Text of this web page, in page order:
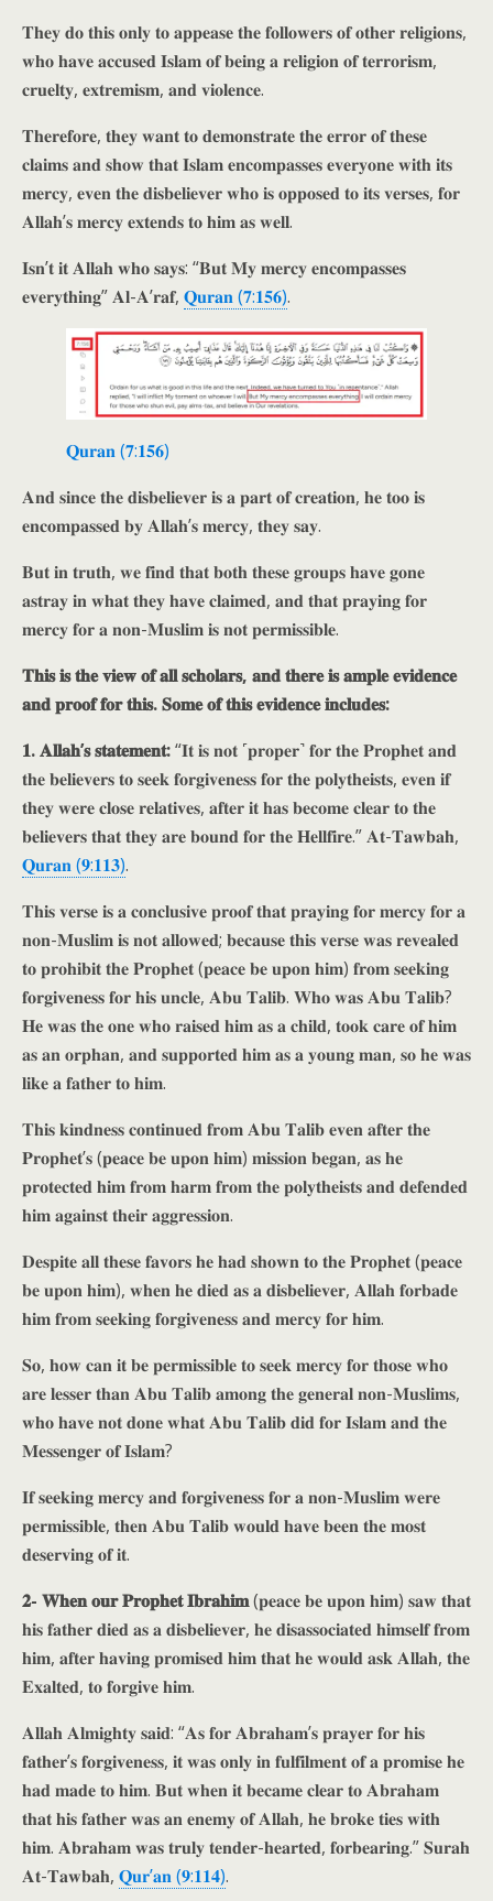
𝐓𝐡𝐞𝐲 𝐝𝐨 𝐭𝐡𝐢𝐬 𝐨𝐧𝐥𝐲 𝐭𝐨 𝐚𝐩𝐩𝐞𝐚𝐬𝐞 𝐭𝐡𝐞 𝐟𝐨𝐥𝐥𝐨𝐰𝐞𝐫𝐬 𝐨𝐟 𝐨𝐭𝐡𝐞𝐫 𝐫𝐞𝐥𝐢𝐠𝐢𝐨𝐧𝐬,
𝐰𝐡𝐨 𝐡𝐚𝐯𝐞 𝐚𝐜𝐜𝐮𝐬𝐞𝐝 𝐈𝐬𝐥𝐚𝐦 𝐨𝐟 𝐛𝐞𝐢𝐧𝐠 𝐚 𝐫𝐞𝐥𝐢𝐠𝐢𝐨𝐧 𝐨𝐟 𝐭𝐞𝐫𝐫𝐨𝐫𝐢𝐬𝐦,
𝐜𝐫𝐮𝐞𝐥𝐭𝐲, 𝐞𝐱𝐭𝐫𝐞𝐦𝐢𝐬𝐦, 𝐚𝐧𝐝 𝐯𝐢𝐨𝐥𝐞𝐧𝐜𝐞.
𝐓𝐡𝐞𝐫𝐞𝐟𝐨𝐫𝐞, 𝐭𝐡𝐞𝐲 𝐰𝐚𝐧𝐭 𝐭𝐨 𝐝𝐞𝐦𝐨𝐧𝐬𝐭𝐫𝐚𝐭𝐞 𝐭𝐡𝐞 𝐞𝐫𝐫𝐨𝐫 𝐨𝐟 𝐭𝐡𝐞𝐬𝐞
𝐜𝐥𝐚𝐢𝐦𝐬 𝐚𝐧𝐝 𝐬𝐡𝐨𝐰 𝐭𝐡𝐚𝐭 𝐈𝐬𝐥𝐚𝐦 𝐞𝐧𝐜𝐨𝐦𝐩𝐚𝐬𝐬𝐞𝐬 𝐞𝐯𝐞𝐫𝐲𝐨𝐧𝐞 𝐰𝐢𝐭𝐡 𝐢𝐭𝐬
𝐦𝐞𝐫𝐜𝐲, 𝐞𝐯𝐞𝐧 𝐭𝐡𝐞 𝐝𝐢𝐬𝐛𝐞𝐥𝐢𝐞𝐯𝐞𝐫 𝐰𝐡𝐨 𝐢𝐬 𝐨𝐩𝐩𝐨𝐬𝐞𝐝 𝐭𝐨 𝐢𝐭𝐬 𝐯𝐞𝐫𝐬𝐞𝐬, 𝐟𝐨𝐫
𝐀𝐥𝐥𝐚𝐡’𝐬 𝐦𝐞𝐫𝐜𝐲 𝐞𝐱𝐭𝐞𝐧𝐝𝐬 𝐭𝐨 𝐡𝐢𝐦 𝐚𝐬 𝐰𝐞𝐥𝐥.
𝐈𝐬𝐧’𝐭 𝐢𝐭 𝐀𝐥𝐥𝐚𝐡 𝐰𝐡𝐨 𝐬𝐚𝐲𝐬: “𝐁𝐮𝐭 𝐌𝐲 𝐦𝐞𝐫𝐜𝐲 𝐞𝐧𝐜𝐨𝐦𝐩𝐚𝐬𝐬𝐞𝐬
𝐞𝐯𝐞𝐫𝐲𝐭𝐡𝐢𝐧𝐠” 𝐀𝐥-𝐀’𝐫𝐚𝐟, 𝐐𝐮𝐫𝐚𝐧 (𝟕:𝟏𝟓𝟔).
𝐐𝐮𝐫𝐚𝐧 (𝟕:𝟏𝟓𝟔)
𝐀𝐧𝐝 𝐬𝐢𝐧𝐜𝐞 𝐭𝐡𝐞 𝐝𝐢𝐬𝐛𝐞𝐥𝐢𝐞𝐯𝐞𝐫 𝐢𝐬 𝐚 𝐩𝐚𝐫𝐭 𝐨𝐟 𝐜𝐫𝐞𝐚𝐭𝐢𝐨𝐧, 𝐡𝐞 𝐭𝐨𝐨 𝐢𝐬
𝐞𝐧𝐜𝐨𝐦𝐩𝐚𝐬𝐬𝐞𝐝 𝐛𝐲 𝐀𝐥𝐥𝐚𝐡’𝐬 𝐦𝐞𝐫𝐜𝐲, 𝐭𝐡𝐞𝐲 𝐬𝐚𝐲.
𝐁𝐮𝐭 𝐢𝐧 𝐭𝐫𝐮𝐭𝐡, 𝐰𝐞 𝐟𝐢𝐧𝐝 𝐭𝐡𝐚𝐭 𝐛𝐨𝐭𝐡 𝐭𝐡𝐞𝐬𝐞 𝐠𝐫𝐨𝐮𝐩𝐬 𝐡𝐚𝐯𝐞 𝐠𝐨𝐧𝐞
𝐚𝐬𝐭𝐫𝐚𝐲 𝐢𝐧 𝐰𝐡𝐚𝐭 𝐭𝐡𝐞𝐲 𝐡𝐚𝐯𝐞 𝐜𝐥𝐚𝐢𝐦𝐞𝐝, 𝐚𝐧𝐝 𝐭𝐡𝐚𝐭 𝐩𝐫𝐚𝐲𝐢𝐧𝐠 𝐟𝐨𝐫
𝐦𝐞𝐫𝐜𝐲 𝐟𝐨𝐫 𝐚 𝐧𝐨𝐧-𝐌𝐮𝐬𝐥𝐢𝐦 𝐢𝐬 𝐧𝐨𝐭 𝐩𝐞𝐫𝐦𝐢𝐬𝐬𝐢𝐛𝐥𝐞.
𝐓𝐡𝐢𝐬 𝐢𝐬 𝐭𝐡𝐞 𝐯𝐢𝐞𝐰 𝐨𝐟 𝐚𝐥𝐥 𝐬𝐜𝐡𝐨𝐥𝐚𝐫𝐬, 𝐚𝐧𝐝 𝐭𝐡𝐞𝐫𝐞 𝐢𝐬 𝐚𝐦𝐩𝐥𝐞 𝐞𝐯𝐢𝐝𝐞𝐧𝐜𝐞
𝐚𝐧𝐝 𝐩𝐫𝐨𝐨𝐟 𝐟𝐨𝐫 𝐭𝐡𝐢𝐬. 𝐒𝐨𝐦𝐞 𝐨𝐟 𝐭𝐡𝐢𝐬 𝐞𝐯𝐢𝐝𝐞𝐧𝐜𝐞 𝐢𝐧𝐜𝐥𝐮𝐝𝐞𝐬:
𝟏. 𝐀𝐥𝐥𝐚𝐡’𝐬 𝐬𝐭𝐚𝐭𝐞𝐦𝐞𝐧𝐭:“𝐈𝐭 𝐢𝐬 𝐧𝐨𝐭 ˹𝐩𝐫𝐨𝐩𝐞𝐫˺ 𝐟𝐨𝐫 𝐭𝐡𝐞 𝐏𝐫𝐨𝐩𝐡𝐞𝐭 𝐚𝐧𝐝
𝐭𝐡𝐞 𝐛𝐞𝐥𝐢𝐞𝐯𝐞𝐫𝐬 𝐭𝐨 𝐬𝐞𝐞𝐤 𝐟𝐨𝐫𝐠𝐢𝐯𝐞𝐧𝐞𝐬𝐬 𝐟𝐨𝐫 𝐭𝐡𝐞 𝐩𝐨𝐥𝐲𝐭𝐡𝐞𝐢𝐬𝐭𝐬, 𝐞𝐯𝐞𝐧 𝐢𝐟
𝐭𝐡𝐞𝐲 𝐰𝐞𝐫𝐞 𝐜𝐥𝐨𝐬𝐞 𝐫𝐞𝐥𝐚𝐭𝐢𝐯𝐞𝐬, 𝐚𝐟𝐭𝐞𝐫 𝐢𝐭 𝐡𝐚𝐬 𝐛𝐞𝐜𝐨𝐦𝐞 𝐜𝐥𝐞𝐚𝐫 𝐭𝐨 𝐭𝐡𝐞
𝐛𝐞𝐥𝐢𝐞𝐯𝐞𝐫𝐬 𝐭𝐡𝐚𝐭 𝐭𝐡𝐞𝐲 𝐚𝐫𝐞 𝐛𝐨𝐮𝐧𝐝 𝐟𝐨𝐫 𝐭𝐡𝐞 𝐇𝐞𝐥𝐥𝐟𝐢𝐫𝐞.” 𝐀𝐭-𝐓𝐚𝐰𝐛𝐚𝐡,
𝐐𝐮𝐫𝐚𝐧 (𝟗:𝟏𝟏𝟑).
𝐓𝐡𝐢𝐬 𝐯𝐞𝐫𝐬𝐞 𝐢𝐬 𝐚 𝐜𝐨𝐧𝐜𝐥𝐮𝐬𝐢𝐯𝐞 𝐩𝐫𝐨𝐨𝐟 𝐭𝐡𝐚𝐭 𝐩𝐫𝐚𝐲𝐢𝐧𝐠 𝐟𝐨𝐫 𝐦𝐞𝐫𝐜𝐲 𝐟𝐨𝐫 𝐚
𝐧𝐨𝐧-𝐌𝐮𝐬𝐥𝐢𝐦 𝐢𝐬 𝐧𝐨𝐭 𝐚𝐥𝐥𝐨𝐰𝐞𝐝; 𝐛𝐞𝐜𝐚𝐮𝐬𝐞 𝐭𝐡𝐢𝐬 𝐯𝐞𝐫𝐬𝐞 𝐰𝐚𝐬 𝐫𝐞𝐯𝐞𝐚𝐥𝐞𝐝
𝐭𝐨 𝐩𝐫𝐨𝐡𝐢𝐛𝐢𝐭 𝐭𝐡𝐞 𝐏𝐫𝐨𝐩𝐡𝐞𝐭 (𝐩𝐞𝐚𝐜𝐞 𝐛𝐞 𝐮𝐩𝐨𝐧 𝐡𝐢𝐦) 𝐟𝐫𝐨𝐦 𝐬𝐞𝐞𝐤𝐢𝐧𝐠
𝐟𝐨𝐫𝐠𝐢𝐯𝐞𝐧𝐞𝐬𝐬 𝐟𝐨𝐫 𝐡𝐢𝐬 𝐮𝐧𝐜𝐥𝐞, 𝐀𝐛𝐮 𝐓𝐚𝐥𝐢𝐛. 𝐖𝐡𝐨 𝐰𝐚𝐬 𝐀𝐛𝐮 𝐓𝐚𝐥𝐢𝐛?
𝐇𝐞 𝐰𝐚𝐬 𝐭𝐡𝐞 𝐨𝐧𝐞 𝐰𝐡𝐨 𝐫𝐚𝐢𝐬𝐞𝐝 𝐡𝐢𝐦 𝐚𝐬 𝐚 𝐜𝐡𝐢𝐥𝐝, 𝐭𝐨𝐨𝐤 𝐜𝐚𝐫𝐞 𝐨𝐟 𝐡𝐢𝐦
𝐚𝐬 𝐚𝐧 𝐨𝐫𝐩𝐡𝐚𝐧, 𝐚𝐧𝐝 𝐬𝐮𝐩𝐩𝐨𝐫𝐭𝐞𝐝 𝐡𝐢𝐦 𝐚𝐬 𝐚 𝐲𝐨𝐮𝐧𝐠 𝐦𝐚𝐧, 𝐬𝐨 𝐡𝐞 𝐰𝐚𝐬
𝐥𝐢𝐤𝐞 𝐚 𝐟𝐚𝐭𝐡𝐞𝐫 𝐭𝐨 𝐡𝐢𝐦.
𝐓𝐡𝐢𝐬 𝐤𝐢𝐧𝐝𝐧𝐞𝐬𝐬 𝐜𝐨𝐧𝐭𝐢𝐧𝐮𝐞𝐝 𝐟𝐫𝐨𝐦 𝐀𝐛𝐮 𝐓𝐚𝐥𝐢𝐛 𝐞𝐯𝐞𝐧 𝐚𝐟𝐭𝐞𝐫 𝐭𝐡𝐞
𝐏𝐫𝐨𝐩𝐡𝐞𝐭’𝐬 (𝐩𝐞𝐚𝐜𝐞 𝐛𝐞 𝐮𝐩𝐨𝐧 𝐡𝐢𝐦) 𝐦𝐢𝐬𝐬𝐢𝐨𝐧 𝐛𝐞𝐠𝐚𝐧, 𝐚𝐬 𝐡𝐞
𝐩𝐫𝐨𝐭𝐞𝐜𝐭𝐞𝐝 𝐡𝐢𝐦 𝐟𝐫𝐨𝐦 𝐡𝐚𝐫𝐦 𝐟𝐫𝐨𝐦 𝐭𝐡𝐞 𝐩𝐨𝐥𝐲𝐭𝐡𝐞𝐢𝐬𝐭𝐬 𝐚𝐧𝐝 𝐝𝐞𝐟𝐞𝐧𝐝𝐞𝐝
𝐡𝐢𝐦 𝐚𝐠𝐚𝐢𝐧𝐬𝐭 𝐭𝐡𝐞𝐢𝐫 𝐚𝐠𝐠𝐫𝐞𝐬𝐬𝐢𝐨𝐧.
𝐃𝐞𝐬𝐩𝐢𝐭𝐞 𝐚𝐥𝐥 𝐭𝐡𝐞𝐬𝐞 𝐟𝐚𝐯𝐨𝐫𝐬 𝐡𝐞 𝐡𝐚𝐝 𝐬𝐡𝐨𝐰𝐧 𝐭𝐨 𝐭𝐡𝐞 𝐏𝐫𝐨𝐩𝐡𝐞𝐭 (𝐩𝐞𝐚𝐜𝐞
𝐛𝐞 𝐮𝐩𝐨𝐧 𝐡𝐢𝐦), 𝐰𝐡𝐞𝐧 𝐡𝐞 𝐝𝐢𝐞𝐝 𝐚𝐬 𝐚 𝐝𝐢𝐬𝐛𝐞𝐥𝐢𝐞𝐯𝐞𝐫, 𝐀𝐥𝐥𝐚𝐡 𝐟𝐨𝐫𝐛𝐚𝐝𝐞
𝐡𝐢𝐦 𝐟𝐫𝐨𝐦 𝐬𝐞𝐞𝐤𝐢𝐧𝐠 𝐟𝐨𝐫𝐠𝐢𝐯𝐞𝐧𝐞𝐬𝐬 𝐚𝐧𝐝 𝐦𝐞𝐫𝐜𝐲 𝐟𝐨𝐫 𝐡𝐢𝐦.
𝐒𝐨, 𝐡𝐨𝐰 𝐜𝐚𝐧 𝐢𝐭 𝐛𝐞 𝐩𝐞𝐫𝐦𝐢𝐬𝐬𝐢𝐛𝐥𝐞 𝐭𝐨 𝐬𝐞𝐞𝐤 𝐦𝐞𝐫𝐜𝐲 𝐟𝐨𝐫 𝐭𝐡𝐨𝐬𝐞 𝐰𝐡𝐨
𝐚𝐫𝐞 𝐥𝐞𝐬𝐬𝐞𝐫 𝐭𝐡𝐚𝐧 𝐀𝐛𝐮 𝐓𝐚𝐥𝐢𝐛 𝐚𝐦𝐨𝐧𝐠 𝐭𝐡𝐞 𝐠𝐞𝐧𝐞𝐫𝐚𝐥 𝐧𝐨𝐧-𝐌𝐮𝐬𝐥𝐢𝐦𝐬,
𝐰𝐡𝐨 𝐡𝐚𝐯𝐞 𝐧𝐨𝐭 𝐝𝐨𝐧𝐞 𝐰𝐡𝐚𝐭 𝐀𝐛𝐮 𝐓𝐚𝐥𝐢𝐛 𝐝𝐢𝐝 𝐟𝐨𝐫 𝐈𝐬𝐥𝐚𝐦 𝐚𝐧𝐝 𝐭𝐡𝐞
𝐌𝐞𝐬𝐬𝐞𝐧𝐠𝐞𝐫 𝐨𝐟 𝐈𝐬𝐥𝐚𝐦?
𝐈𝐟 𝐬𝐞𝐞𝐤𝐢𝐧𝐠 𝐦𝐞𝐫𝐜𝐲 𝐚𝐧𝐝 𝐟𝐨𝐫𝐠𝐢𝐯𝐞𝐧𝐞𝐬𝐬 𝐟𝐨𝐫 𝐚 𝐧𝐨𝐧-𝐌𝐮𝐬𝐥𝐢𝐦 𝐰𝐞𝐫𝐞
𝐩𝐞𝐫𝐦𝐢𝐬𝐬𝐢𝐛𝐥𝐞, 𝐭𝐡𝐞𝐧 𝐀𝐛𝐮 𝐓𝐚𝐥𝐢𝐛 𝐰𝐨𝐮𝐥𝐝 𝐡𝐚𝐯𝐞 𝐛𝐞𝐞𝐧 𝐭𝐡𝐞 𝐦𝐨𝐬𝐭
𝐝𝐞𝐬𝐞𝐫𝐯𝐢𝐧𝐠 𝐨𝐟 𝐢𝐭.
𝟐- 𝐖𝐡𝐞𝐧 𝐨𝐮𝐫 𝐏𝐫𝐨𝐩𝐡𝐞𝐭 𝐈𝐛𝐫𝐚𝐡𝐢𝐦(𝐩𝐞𝐚𝐜𝐞 𝐛𝐞 𝐮𝐩𝐨𝐧 𝐡𝐢𝐦) 𝐬𝐚𝐰 𝐭𝐡𝐚𝐭
𝐡𝐢𝐬 𝐟𝐚𝐭𝐡𝐞𝐫 𝐝𝐢𝐞𝐝 𝐚𝐬 𝐚 𝐝𝐢𝐬𝐛𝐞𝐥𝐢𝐞𝐯𝐞𝐫, 𝐡𝐞 𝐝𝐢𝐬𝐚𝐬𝐬𝐨𝐜𝐢𝐚𝐭𝐞𝐝 𝐡𝐢𝐦𝐬𝐞𝐥𝐟 𝐟𝐫𝐨𝐦
𝐡𝐢𝐦, 𝐚𝐟𝐭𝐞𝐫 𝐡𝐚𝐯𝐢𝐧𝐠 𝐩𝐫𝐨𝐦𝐢𝐬𝐞𝐝 𝐡𝐢𝐦 𝐭𝐡𝐚𝐭 𝐡𝐞 𝐰𝐨𝐮𝐥𝐝 𝐚𝐬𝐤 𝐀𝐥𝐥𝐚𝐡, 𝐭𝐡𝐞
𝐄𝐱𝐚𝐥𝐭𝐞𝐝, 𝐭𝐨 𝐟𝐨𝐫𝐠𝐢𝐯𝐞 𝐡𝐢𝐦.
𝐀𝐥𝐥𝐚𝐡 𝐀𝐥𝐦𝐢𝐠𝐡𝐭𝐲 𝐬𝐚𝐢𝐝: “𝐀𝐬 𝐟𝐨𝐫 𝐀𝐛𝐫𝐚𝐡𝐚𝐦’𝐬 𝐩𝐫𝐚𝐲𝐞𝐫 𝐟𝐨𝐫 𝐡𝐢𝐬
𝐟𝐚𝐭𝐡𝐞𝐫’𝐬 𝐟𝐨𝐫𝐠𝐢𝐯𝐞𝐧𝐞𝐬𝐬, 𝐢𝐭 𝐰𝐚𝐬 𝐨𝐧𝐥𝐲 𝐢𝐧 𝐟𝐮𝐥𝐟𝐢𝐥𝐦𝐞𝐧𝐭 𝐨𝐟 𝐚 𝐩𝐫𝐨𝐦𝐢𝐬𝐞 𝐡𝐞
𝐡𝐚𝐝 𝐦𝐚𝐝𝐞 𝐭𝐨 𝐡𝐢𝐦. 𝐁𝐮𝐭 𝐰𝐡𝐞𝐧 𝐢𝐭 𝐛𝐞𝐜𝐚𝐦𝐞 𝐜𝐥𝐞𝐚𝐫 𝐭𝐨 𝐀𝐛𝐫𝐚𝐡𝐚𝐦
𝐭𝐡𝐚𝐭 𝐡𝐢𝐬 𝐟𝐚𝐭𝐡𝐞𝐫 𝐰𝐚𝐬 𝐚𝐧 𝐞𝐧𝐞𝐦𝐲 𝐨𝐟 𝐀𝐥𝐥𝐚𝐡, 𝐡𝐞 𝐛𝐫𝐨𝐤𝐞 𝐭𝐢𝐞𝐬 𝐰𝐢𝐭𝐡
𝐡𝐢𝐦. 𝐀𝐛𝐫𝐚𝐡𝐚𝐦 𝐰𝐚𝐬 𝐭𝐫𝐮𝐥𝐲 𝐭𝐞𝐧𝐝𝐞𝐫-𝐡𝐞𝐚𝐫𝐭𝐞𝐝, 𝐟𝐨𝐫𝐛𝐞𝐚𝐫𝐢𝐧𝐠.” 𝐒𝐮𝐫𝐚𝐡
𝐀𝐭-𝐓𝐚𝐰𝐛𝐚𝐡, 𝐐𝐮𝐫’𝐚𝐧 (𝟗:𝟏𝟏𝟒).